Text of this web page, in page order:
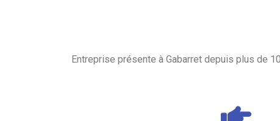
Entreprise présente à Gabarret depuis plus de